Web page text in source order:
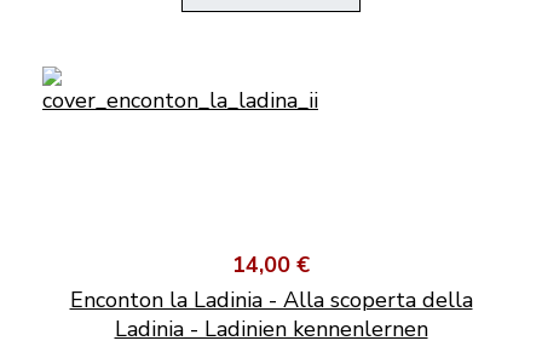
14,00 €
Enconton la Ladinia - Alla scoperta della
Ladinia - Ladinien kennenlernen